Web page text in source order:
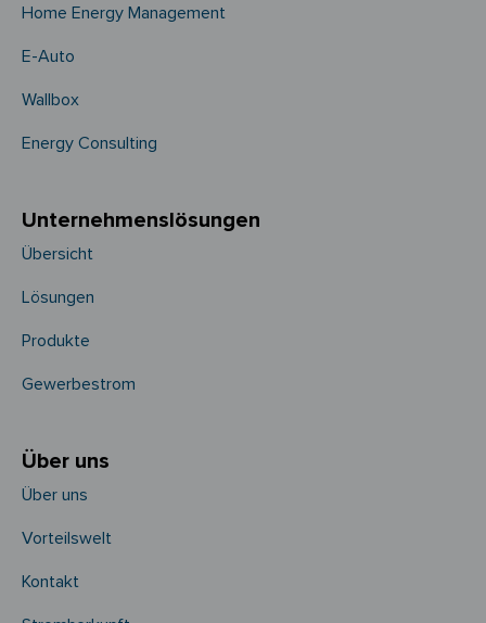
Home Energy Management
E-Auto
Wallbox
Energy Consulting
Unternehmens­­lösungen
Übersicht
Lösungen
Produkte
Gewerbestrom
Über uns
Über uns
Vorteilswelt
Kontakt